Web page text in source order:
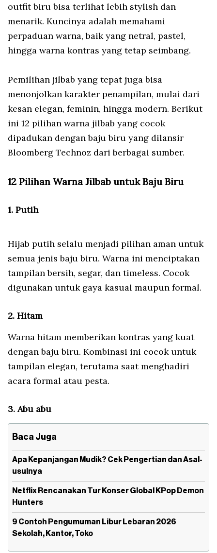
outfit biru bisa terlihat lebih stylish dan
menarik. Kuncinya adalah memahami
perpaduan warna, baik yang netral, pastel,
hingga warna kontras yang tetap seimbang.
Pemilihan jilbab yang tepat juga bisa
menonjolkan karakter penampilan, mulai dari
kesan elegan, feminin, hingga modern. Berikut
ini 12 pilihan warna jilbab yang cocok
dipadukan dengan baju biru yang dilansir
Bloomberg Technoz dari berbagai sumber.
12 Pilihan Warna Jilbab untuk Baju Biru
1. Putih
Hijab putih selalu menjadi pilihan aman untuk
semua jenis baju biru. Warna ini menciptakan
tampilan bersih, segar, dan timeless. Cocok
digunakan untuk gaya kasual maupun formal.
2. Hitam
Warna hitam memberikan kontras yang kuat
dengan baju biru. Kombinasi ini cocok untuk
tampilan elegan, terutama saat menghadiri
acara formal atau pesta.
3. Abu abu
Baca Juga
Apa Kepanjangan Mudik? Cek Pengertian dan Asal-
usulnya
Netflix Rencanakan Tur Konser Global KPop Demon
Hunters
9 Contoh Pengumuman Libur Lebaran 2026
Sekolah, Kantor, Toko